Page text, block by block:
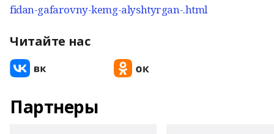
fidan-gafarovny-kemg-alyshtyrgan-.html
Читайте нас
Партнеры